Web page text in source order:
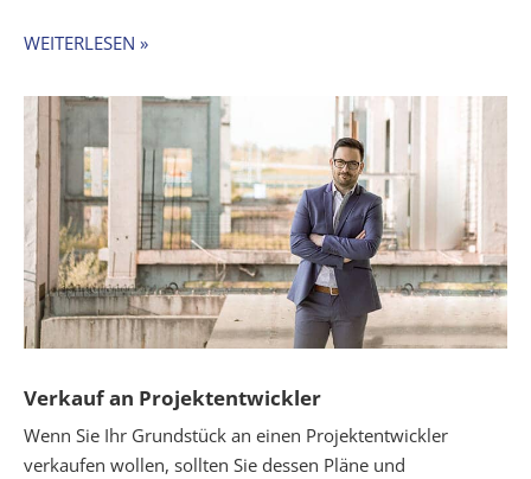
WEITERLESEN »
Verkaufan Projektentwickler
Wenn Sie Ihr Grundstück an einen Projektentwickler
verkaufen wollen, sollten Sie dessen Pläne und